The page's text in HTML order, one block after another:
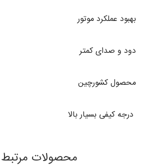
بهبود عملكرد موتور
دود و صداى كمتر
محصول کشورچین
درجه کیفی بسیار بالا
محصولات مرتبط